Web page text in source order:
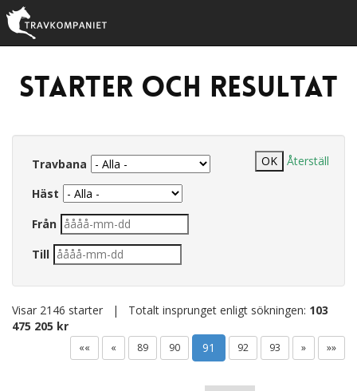
Starter och resultat
Travbana
Häst
Från
Till
Återställ
Visar 2146 starter | Totalt insprunget enligt sökningen: 103
475 205 kr
«« « 89 90 91 92 93 » »»